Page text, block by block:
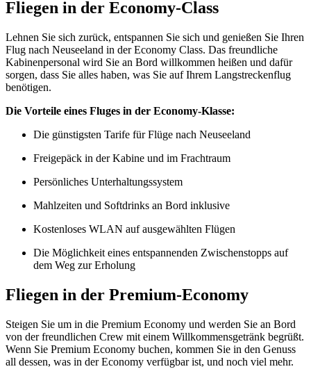
Fliegen in der Economy-Class
Lehnen Sie sich zurück, entspannen Sie sich und genießen Sie Ihren
Flug nach Neuseeland in der Economy Class. Das freundliche
Kabinenpersonal wird Sie an Bord willkommen heißen und dafür
sorgen, dass Sie alles haben, was Sie auf Ihrem Langstreckenflug
benötigen.
Die Vorteile eines Fluges in der Economy-Klasse:
Die günstigsten Tarife für Flüge nach Neuseeland
Freigepäck in der Kabine und im Frachtraum
Persönliches Unterhaltungssystem
Mahlzeiten und Softdrinks an Bord inklusive
Kostenloses WLAN auf ausgewählten Flügen
Die Möglichkeit eines entspannenden Zwischenstopps auf
dem Weg zur Erholung
Fliegen in der Premium-Economy
Steigen Sie um in die Premium Economy und werden Sie an Bord
von der freundlichen Crew mit einem Willkommensgetränk begrüßt.
Wenn Sie Premium Economy buchen, kommen Sie in den Genuss
all dessen, was in der Economy verfügbar ist, und noch viel mehr.